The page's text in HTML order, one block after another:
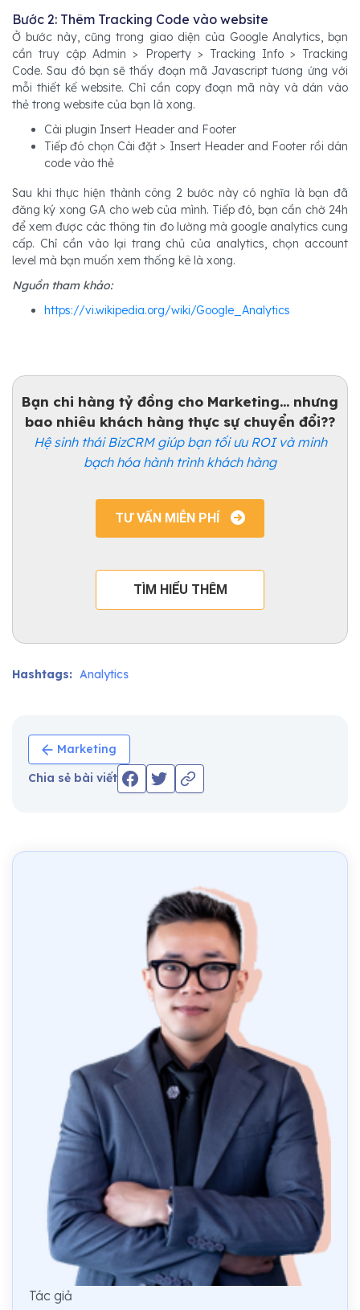
Bước 2: Thêm Tracking Code vào website
Ở bước này, cũng trong giao diện của Google Analytics, bạn
cần truy cập Admin > Property > Tracking Info > Tracking
Code. Sau đó bạn sẽ thấy đoạn mã Javascript tương ứng với
mỗi thiết kế website. Chỉ cần copy đoạn mã này và dán vào
thẻ trong website của bạn là xong.
Cài plugin Insert Header and Footer
Tiếp đó chọn Cài đặt > Insert Header and Footer rồi dán
code vào thẻ
Sau khi thực hiện thành công 2 bước này có nghĩa là bạn đã
đăng ký xong GA cho web của mình. Tiếp đó, bạn cần chờ 24h
để xem được các thông tin đo lường mà google analytics cung
cấp. Chỉ cần vào lại trang chủ của analytics, chọn account
level mà bạn muốn xem thống kê là xong.
Nguồn tham khảo:
https://vi.wikipedia.org/wiki/Google_Analytics
Bạn chi hàng tỷ đồng cho Marketing... nhưng
bao nhiêu khách hàng thực sự chuyển đổi??
Hệ sinh thái BizCRM giúp bạn tối ưu ROI và minh
bạch hóa hành trình khách hàng
TƯ VẤN MIỄN PHÍ
TÌM HIỂU THÊM
Hashtags: Analytics
Marketing
Chia sẻ bài viết
Tác giả